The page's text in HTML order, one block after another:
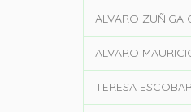
ALVARO ZUÑIGA
ALVARO
TERESA